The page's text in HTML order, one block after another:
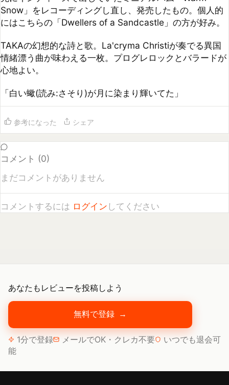
TAKAの幻想的な詩と歌。La'cryma Christiが奏でる異国
情緒漂う曲が味わえる一枚。プログレロックとバラードが
「白い蠍(読み:さそり)が月に染まり輝いてた」
コメント (0)
コメントするには
あなたもレビューを投稿しよう
無料で登録 →
1分で登録 メールでOK・クレカ不要
いつでも退会可
能